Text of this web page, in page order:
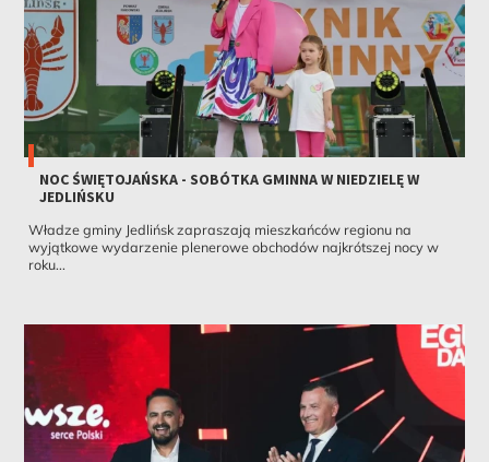
NOC ŚWIĘTOJAŃSKA - SOBÓTKA GMINNA W NIEDZIELĘ W
JEDLIŃSKU
Władze gminy Jedlińsk zapraszają mieszkańców regionu na
wyjątkowe wydarzenie plenerowe obchodów najkrótszej nocy w
roku...